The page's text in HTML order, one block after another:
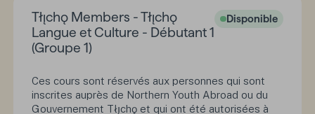
Tłı̨chǫ Members - Tłı̨chǫ
Langue et Culture - Débutant 1
(Groupe 1)
Disponible
Ces cours sont réservés aux personnes qui sont
inscrites auprès de Northern Youth Abroad ou du
Gouvernement Tłı̨chǫ et qui ont été autorisées à